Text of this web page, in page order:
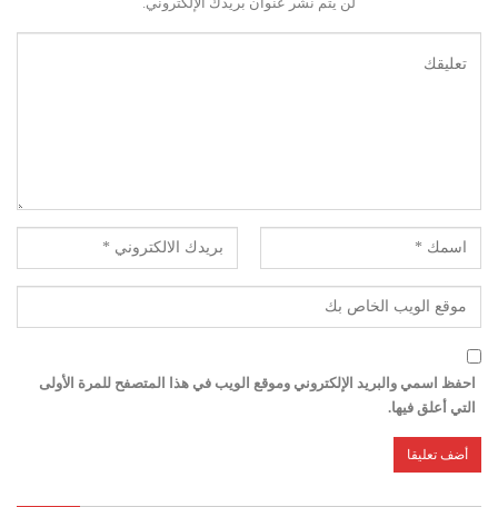
احفظ اسمي والبريد الإلكتروني وموقع الويب في هذا المتصفح للمرة الأولى
التي أعلق فيها.